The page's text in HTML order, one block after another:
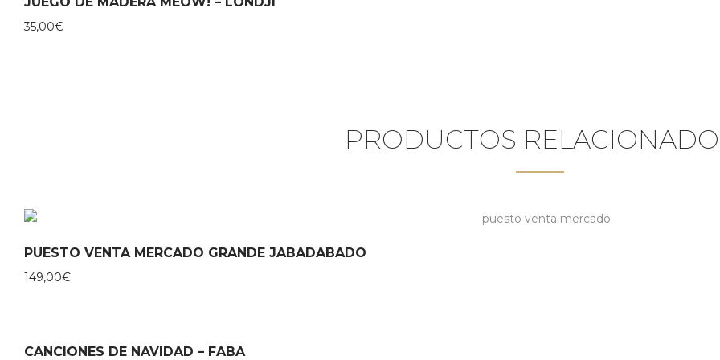
35,00€
PRODUCTOS
PUESTO VENTA MERCADO GRANDE JABADABADO
149,00€
CANCIONES DE NAVIDAD – FABA